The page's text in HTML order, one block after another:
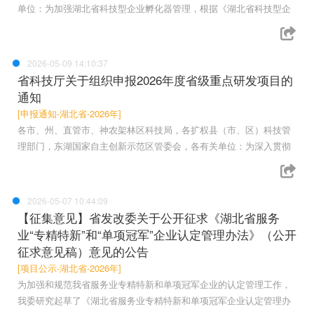
单位：为加强湖北省科技型企业孵化器管理，根据《湖北省科技型企
2026-05-09 14:10:37
省科技厅关于组织申报2026年度省级重点研发项目的
通知
[申报通知-湖北省-2026年]
各市、州、直管市、神农架林区科技局，各扩权县（市、区）科技管
理部门，东湖国家自主创新示范区管委会，各有关单位：为深入贯彻
2026-05-07 10:44:09
【征集意见】省发改委关于公开征求《湖北省服务
业“专精特新”和“单项冠军”企业认定管理办法》（公开
征求意见稿）意见的公告
[项目公示-湖北省-2026年]
为加强和规范我省服务业专精特新和单项冠军企业的认定管理工作，
我委研究起草了《湖北省服务业专精特新和单项冠军企业认定管理办